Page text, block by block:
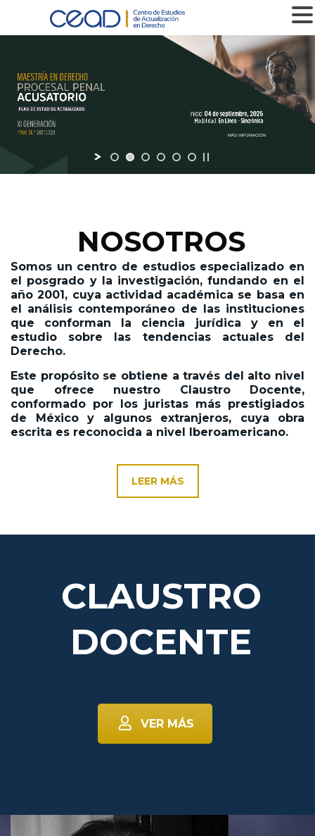
NOSOTROS
Somos un centro de estudios especializado en
el posgrado y la investigación,fundando en el
año 2001, cuya actividad académica se basa en
el análisis contemporáneo de las instituciones
que conforman la ciencia jurídica y en el
estudio sobre las tendencias actuales del
Derecho.
Este propósito se obtiene a través del alto nivel
que ofrece nuestro Claustro Docente,
conformado por los juristas más prestigiados
de México y algunos extranjeros, cuya obra
escrita es reconocida a nivel Iberoamericano.
LEER MÁS
CLAUSTRO
DOCENTE
VER MÁS